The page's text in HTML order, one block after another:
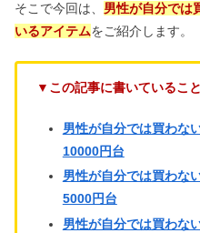
そこで今回は、 男性が自分では
いるアイテムをご紹介します。
▼この記事に書いていること
男性が自分では買わな
10000円台
男性が自分では買わな
5000円台
男性が自分では買わな